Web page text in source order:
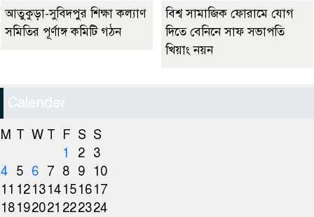
আতুকুড়া-সুবিদপুর শিক্ষা কল্যাণ
সমিতির পূর্ণাঙ্গ কমিটি গঠন
বিশ্ব সামাজিক ফোরামে যোগ
দিতে বেনিনে সাফ সভাপতি
খিয়াং নয়ন
Calender
M T W T F S S
1
2 3
4 5 6 7 8 9
10
11 121314151617
18192021 222324